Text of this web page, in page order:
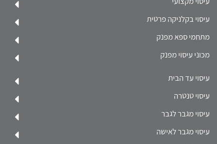
עיסוי בקלניקה פרטית
מתחמי ספא מפנק
מכוני עיסוי מפנק
עיסוי עד הבית
עיסוי טנטרה
עיסוי מגבר לגבר
עיסוי מגבר לאישה